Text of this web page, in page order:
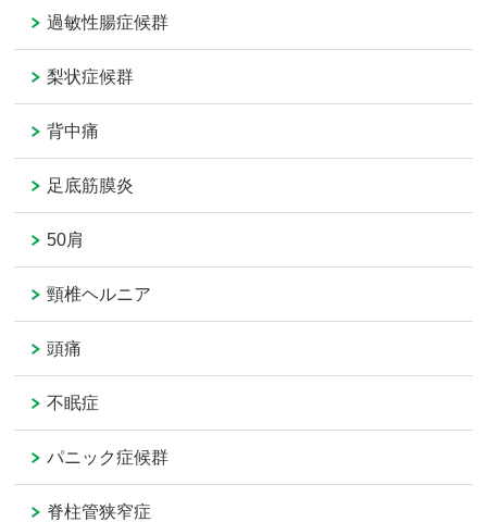
過敏性腸症候群
梨状症候群
背中痛
足底筋膜炎
50肩
頸椎ヘルニア
頭痛
不眠症
パニック症候群
脊柱管狭窄症